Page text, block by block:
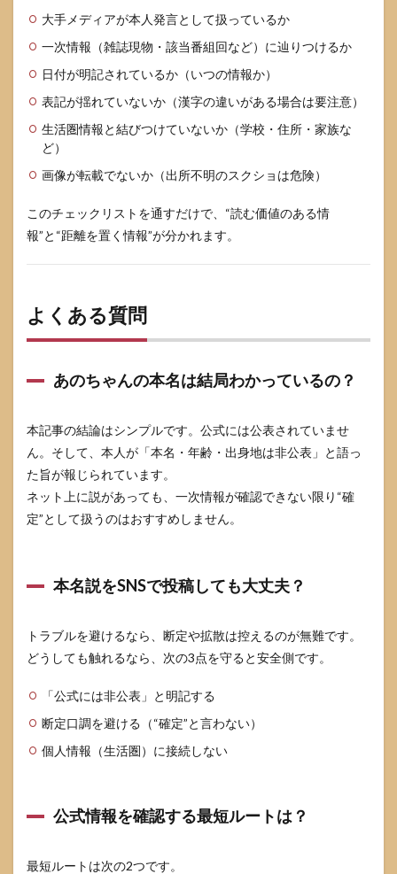
大手メディアが本人発言として扱っているか
一次情報（雑誌現物・該当番組回など）に辿りつけるか
日付が明記されているか（いつの情報か）
表記が揺れていないか（漢字の違いがある場合は要注意）
生活圏情報と結びつけていないか（学校・住所・家族な
ど）
画像が転載でないか（出所不明のスクショは危険）
このチェックリストを通すだけで、“読む価値のある情
報”と“距離を置く情報”が分かれます。
よくある質問
あのちゃんの本名は結局わかっているの？
本記事の結論はシンプルです。公式には公表されていませ
ん。そして、本人が「本名・年齢・出身地は非公表」と語っ
た旨が報じられています。
ネット上に説があっても、一次情報が確認できない限り“確
定”として扱うのはおすすめしません。
本名説をSNSで投稿しても大丈夫？
トラブルを避けるなら、断定や拡散は控えるのが無難です。
どうしても触れるなら、次の3点を守ると安全側です。
「公式には非公表」と明記する
断定口調を避ける（“確定”と言わない）
個人情報（生活圏）に接続しない
公式情報を確認する最短ルートは？
最短ルートは次の2つです。